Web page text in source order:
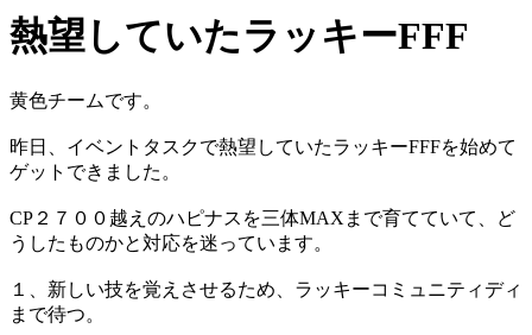
熱望していたラッキーFFF
黄色チームです。
昨日、イベントタスクで熱望していたラッキーFFFを始めて
ゲットできました。
CP２７００越えのハピナスを三体MAXまで育てていて、ど
うしたものかと対応を迷っています。
１、新しい技を覚えさせるため、ラッキーコミュニティディ
まで待つ。